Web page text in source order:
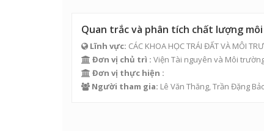
Quan trắc và phân tích chất lượng
Lĩnh vực: CÁC KHOA HỌC TRÁI ĐẤT VÀ MÔI
Đơn vị chủ trì : Viện Tài nguyên và Môi
Đơn vị thực hiện :
Người tham gia: Lê Văn Thăng,Trần Đặng